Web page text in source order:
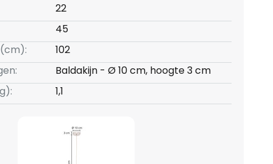
22
45
102
Baldakijn - Ø 10 cm, hoogte 3 cm
1,1